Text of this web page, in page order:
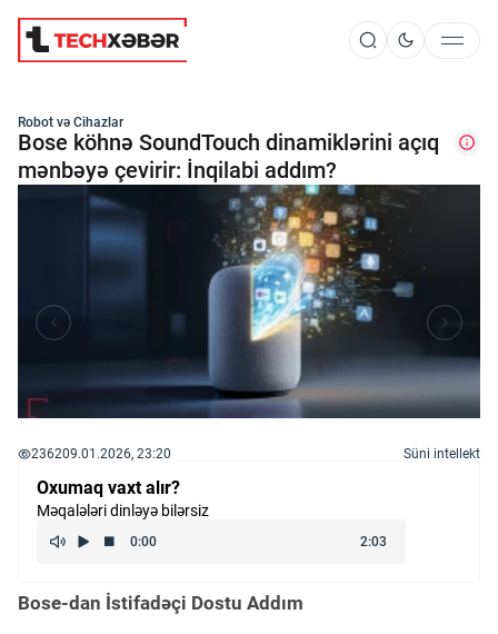
Süni İntellekt
Elm və Kosmos
İnnovasiya və Startaplar
Robot və Cihazlar
Kriptovalyuta
ÇƏRƏZLƏR SİYASƏTİ
Robot və Cihazlar
Bose köhnə SoundTouch dinamiklərini açıq
mənbəyə çevirir: İnqilabi addım?
236209.01.2026, 23:20 Süni intellekt
Oxumaq vaxt alır?
Məqalələri dinləyə bilərsiz
Bose-dan İstifadəçi Dostu Addım